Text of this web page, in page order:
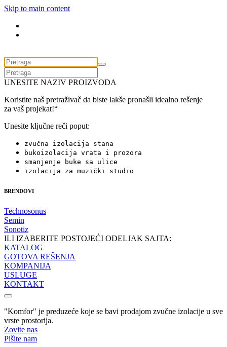
Skip to main content
UNESITE NAZIV PROIZVODA
Koristite naš pretraživač da biste lakše pronašli idealno rešenje
za vaš projekat!“
Unesite ključne reči poput:
zvučna izolacija stana
bukoizolacija vrata i prozora
smanjenje buke sa ulice
izolacija za muzički studio
BRENDOVI
Technosonus
Semin
Sonotiz
ILI IZABERITE POSTOJEĆI ODELJAK SAJTA:
KATALOG
GOTOVA REŠENJA
KOMPANIJA
USLUGE
KONTAKT
"Komfor" je preduzeće koje se bavi prodajom zvučne izolacije u sve
vrste prostorija.
Zovite nas
Pišite nam